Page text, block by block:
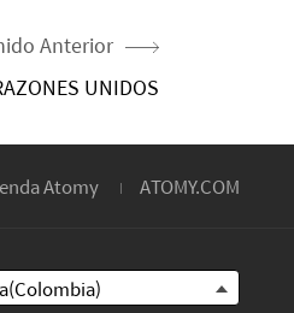
Anterior
UNIDOS
Atomy ATOMY.COM